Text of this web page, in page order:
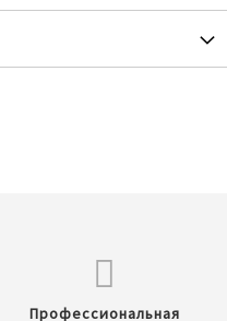
Профессиональная